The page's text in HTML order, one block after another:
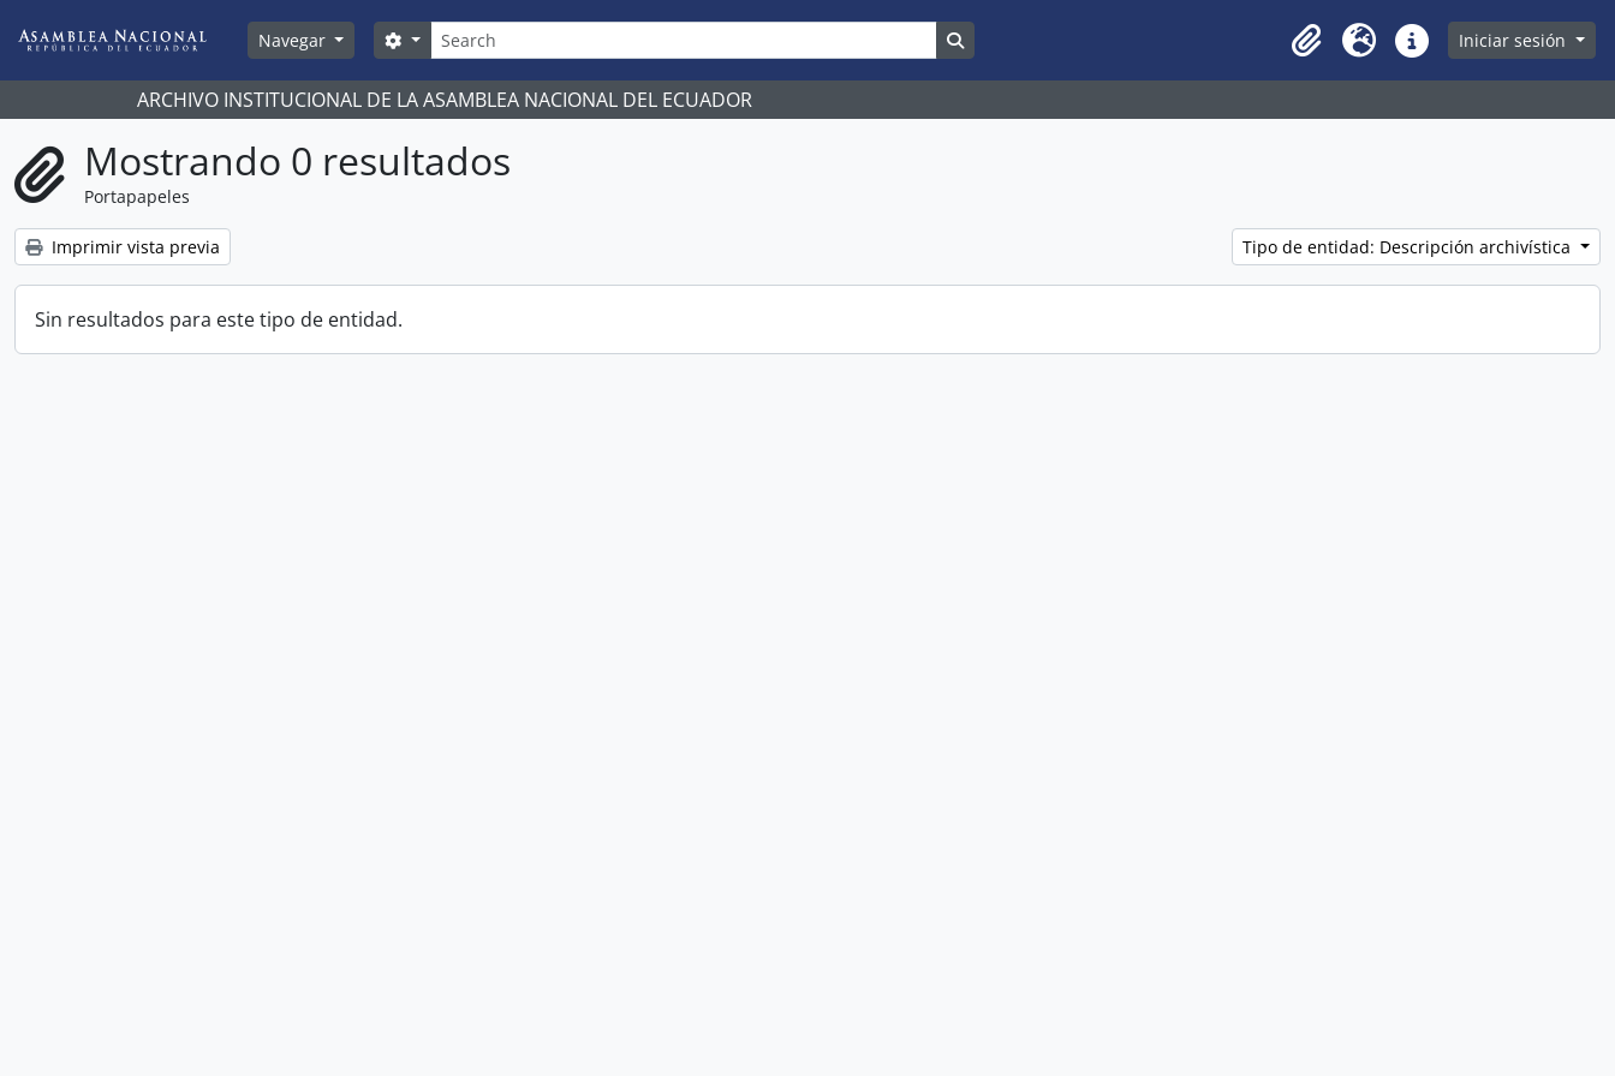
Navegar
Búsqueda
Search options
Clipboard
Idioma Enlaces rápidos
Iniciar sesión
ARCHIVO INSTITUCIONAL DE LA ASAMBLEA NACIONAL DEL ECUADOR
Mostrando 0 resultados
Portapapeles
Imprimir vista previa Tipo de entidad: Descripción archivística
Sin resultados para este tipo de entidad.